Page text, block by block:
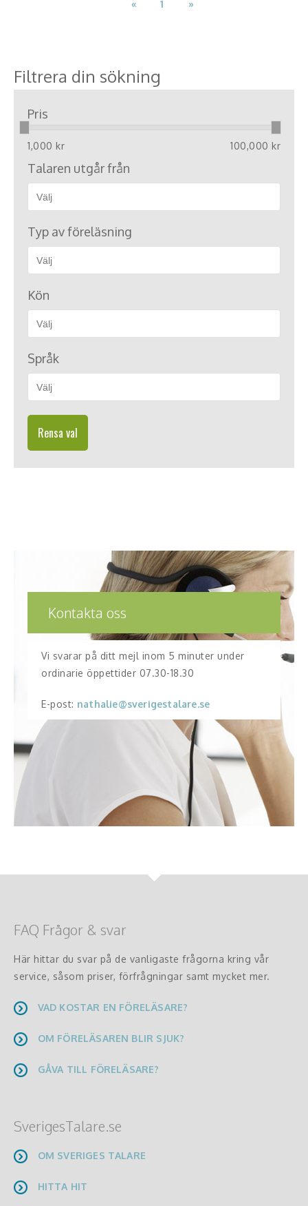
« 1 »
Filtrera din sökning
Pris
1,000 kr 100,000 kr
Talaren utgår från
Typ av föreläsning
Kön
Språk
Rensa val
Kontakta oss
Vi svarar på ditt mejl inom 5 minuter under
ordinarie öppettider 07.30-18.30
E-post: nathalie@sverigestalare.se
FAQ Frågor & svar
Här hittar du svar på de vanligaste frågorna kring vår
service, såsom priser, förfrågningar samt mycket mer.
VAD KOSTAR EN FÖRELÄSARE?
OM FÖRELÄSAREN BLIR SJUK?
GÅVA TILL FÖRELÄSARE?
SverigesTalare.se
OM SVERIGES TALARE
HITTA HIT